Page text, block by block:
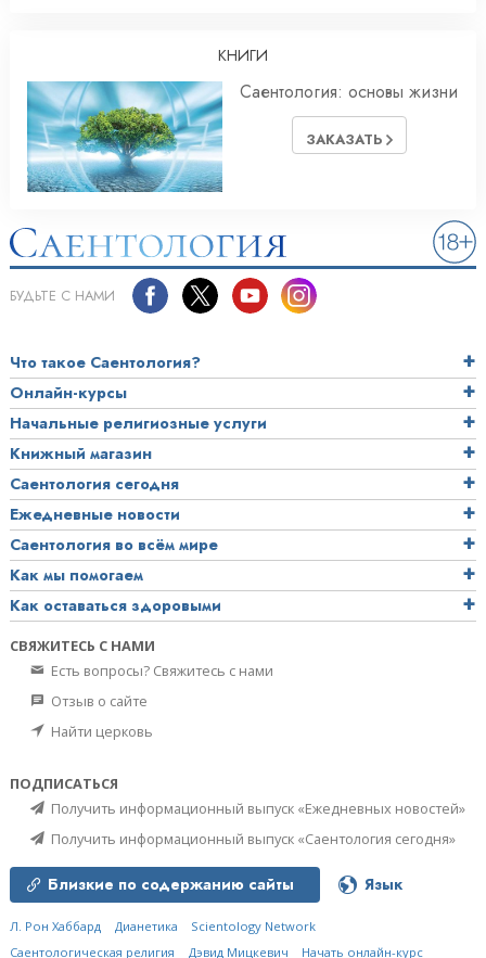
КНИГИ
Саентология: основы жизни
ЗАКАЗАТЬ
БУДЬТЕ С НАМИ
Что такое Саентология?
Онлайн-курсы
Начальные религиозные услуги
Книжный магазин
Саентология сегодня
Ежедневные новости
Саентология во всём мире
Как мы помогаем
Как оставаться здоровыми
СВЯЖИТЕСЬ С НАМИ
Есть вопросы? Свяжитесь с нами
Отзыв о сайте
Найти церковь
ПОДПИСАТЬСЯ
Получить информационный выпуск «Ежедневных новостей»
Получить информационный выпуск «Саентология сегодня»
Близкие по содержанию сайты Язык
Л. Рон Хаббард Дианетика
Scientology Network
Саентологическая религия
Дэвид Мицкевич Начать онлайн-курс